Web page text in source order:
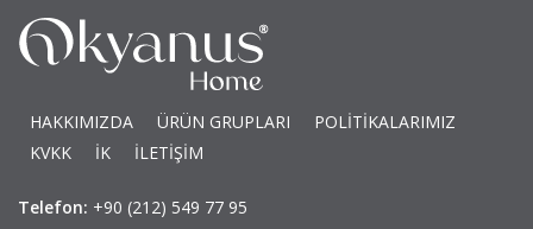
HAKKIMIZDA ÜRÜN GRUPLARI
POLİTİKALARIMIZ
KVKK
İK İLETİŞİM
Telefon: +90 (212) 549 77 95